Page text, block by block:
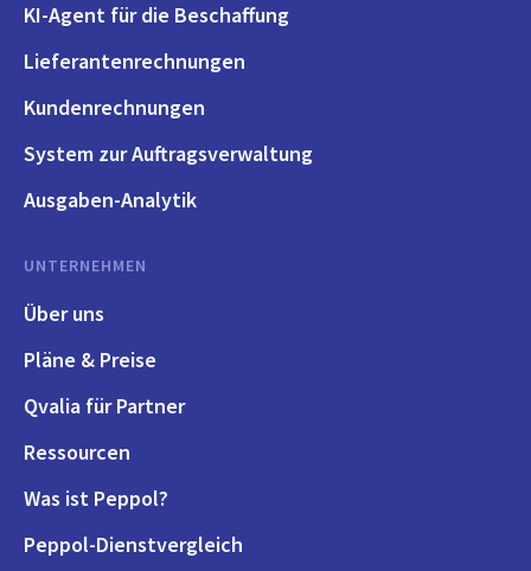
KI-Agent für die Beschaffung
Lieferantenrechnungen
Kundenrechnungen
System zur Auftragsverwaltung
Ausgaben-Analytik
UNTERNEHMEN
Über uns
Pläne & Preise
Qvalia für Partner
Ressourcen
Was ist Peppol?
Peppol-Dienstvergleich